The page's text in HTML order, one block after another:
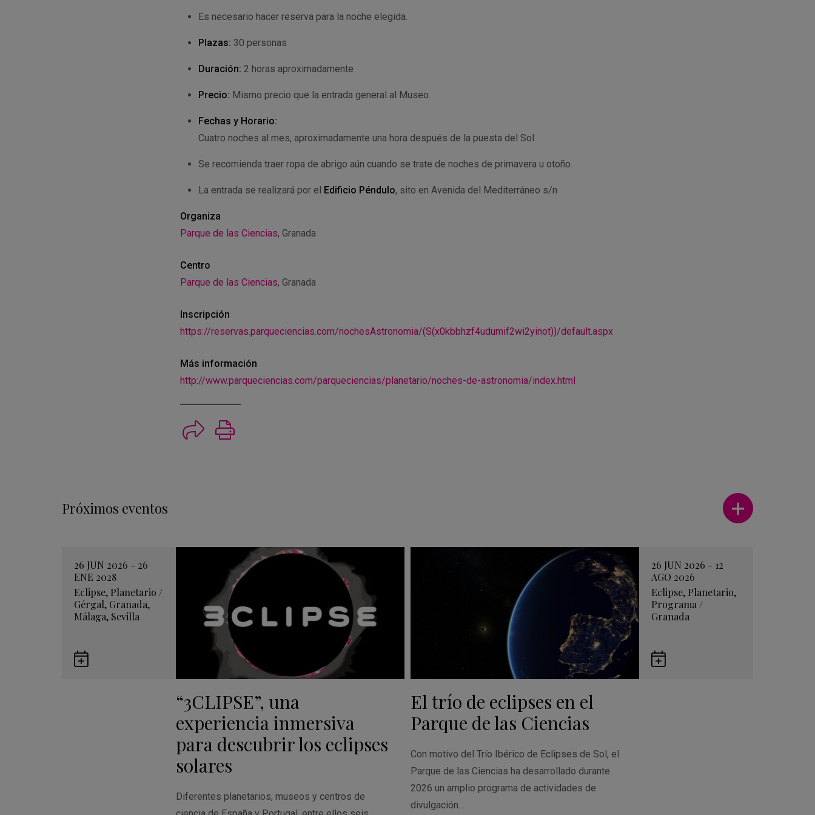
Es necesario hacer reserva para la noche elegida.
Plazas: 30 personas
Duración: 2 horas aproximadamente
Precio: Mismo precio que la entrada general al Museo.
Fechas y Horario:
Cuatro noches al mes, aproximadamente una hora después de la puesta del Sol.
Se recomienda traer ropa de abrigo aún cuando se trate de noches de primavera u otoño.
La entrada se realizará por el Edificio Péndulo, sito en Avenida del Mediterráneo s/n
Organiza
Parque de las Ciencias, Granada
Centro
Parque de las Ciencias, Granada
Inscripción
https://reservas.parqueciencias.com/nochesAstronomia/(S(x0kbbhzf4udumif2wi2yinot))/default.aspx
Más información
http://www.parqueciencias.com/parqueciencias/planetario/noches-de-astronomia/index.html
Próximos eventos
Ver más
26 JUN 2026 - 26
ENE 2028
Eclipse, Planetario /
Gérgal, Granada,
Málaga, Sevilla
“3CLIPSE”, una
experiencia inmersiva
para descubrir los eclipses
solares
Diferentes planetarios, museos y centros de
26 JUN 2026 - 12
AGO 2026
Eclipse, Planetario,
Programa/
Granada
El trío de eclipses en el
Parque de las Ciencias
Con motivo del Trío Ibérico de Eclipses de Sol, el
Parque de las Ciencias ha desarrollado durante
2026 un amplio programa de actividades de
divulgación…